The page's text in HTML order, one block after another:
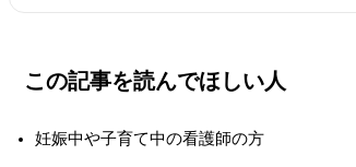
この記事を読んでほしい人
妊娠中や子育て中の看護師の方